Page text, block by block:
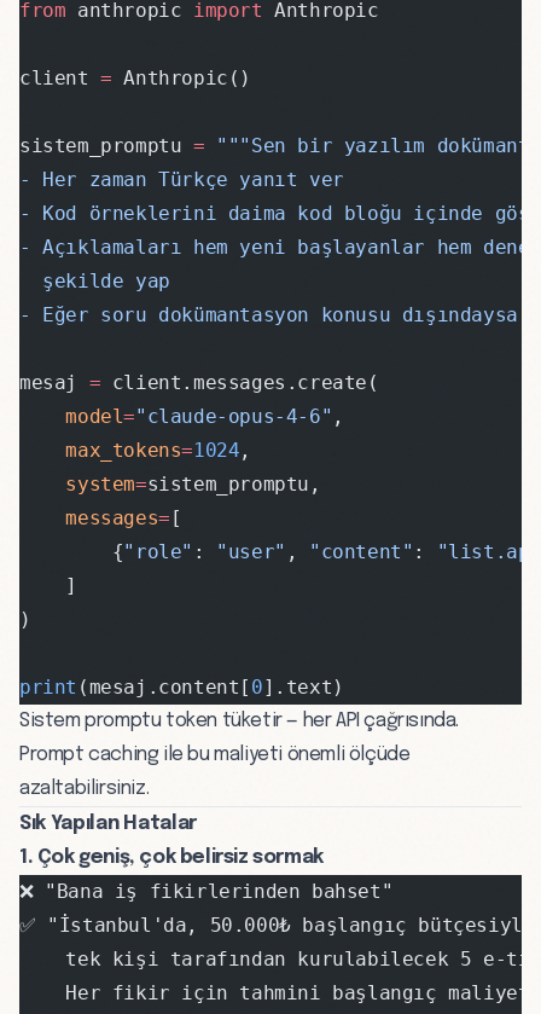
from anthropic import Anthropic
client = Anthropic()
sistem_promptu = """Sen bir yazılım
- Her zaman Türkçe yanıt ver
- Kod örneklerini daima kod bloğu içinde
- Açıklamaları hem yeni başlayanlar hem
  şekilde yap
- Eğer soru dokümantasyon konusu
mesaj = client.messages.create(
    model
="claude-opus-4-6" ,
    max_tokens
=1024 ,
    system
=sistem_promptu,
    messages
= [
        {
"role" : "user" , "content" :
    ]
)
print (mesaj.content[ 0].text)
Sistem promptu token tüketir — her API çağrısında.
Prompt caching ile bu maliyeti önemli ölçüde
azaltabilirsiniz.
Sık Yapılan Hatalar
1. Çok geniş, çok belirsiz sormak
❌ "Bana iş fikirlerinden bahset"
✅ "İstanbul'da, 50.000₺ başlangıç
tek kişi tarafından kurulabilecek 5 e-
Her fikir için tahmini başlangıç